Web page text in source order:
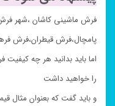
فرش ماشینی کاشان ،شهر
پامچال،فرش قیطران،فرش
اما باید بدانید هر چه کیفیت
را خواهید داشت